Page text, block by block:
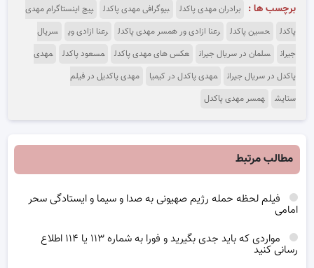
برچسب ها : برادران مهدی پاکدل بیوگرافی مهدی پاکدل
پیج اینستاگرام مهدی
پاکدل
حسین پاکدل رعنا ازادی ور همسر مهدی پاکدل رعنا ازادی وی
سریال
جیران
سلمان در سریال جیران عکس های مهدی پاکدل مسعود پاکدل
مهدی
پاکدل در سریال جیران
مهدی پاکدل در کیمیا
مهدی پاکدیل در فیلم
ستایش
همسر مهدی پاکدل
مطالب مرتبط
فیلم لحظه حمله رژیم صهیونی به صدا و سیما و ایستادگی سحر
امامی
مواردی که باید جدی بگیرید و فورا به شماره ۱۱۳ یا ۱۱۴ اطلاع
رسانی کنید